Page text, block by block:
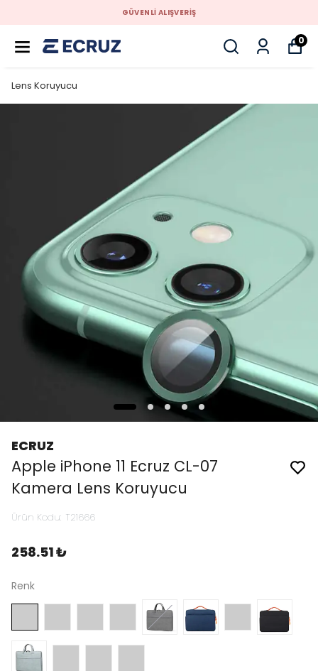
GÜVENLİ ALIŞVERİŞ
0
Lens Koruyucu
ECRUZ
Apple iPhone 11 Ecruz CL-07
Kamera Lens Koruyucu
Ürün Kodu: T21666
258.51 ₺
Renk